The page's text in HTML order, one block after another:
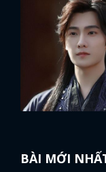
BÀI MỚI